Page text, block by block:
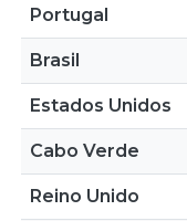
Portugal
Brasil
Estados Unidos
Cabo Verde
Reino Unido